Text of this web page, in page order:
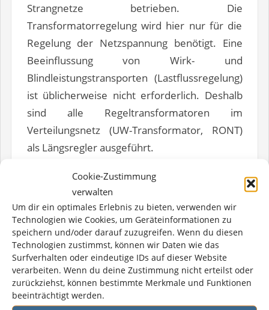
Cookie-Zustimmung
verwalten
Um dir ein optimales Erlebnis zu bieten, verwenden wir
Technologien wie Cookies, um Geräteinformationen zu
speichern und/oder darauf zuzugreifen. Wenn du diesen
Technologien zustimmst, können wir Daten wie das
Surfverhalten oder eindeutige IDs auf dieser Website
verarbeiten. Wenn du deine Zustimmung nicht erteilst oder
zurückziehst, können bestimmte Merkmale und Funktionen
beeinträchtigt werden.
Strangnetze betrieben. Die
Transformatorregelung wird hier nur für die
Regelung der Netzspannung benötigt. Eine
Beeinflussung von Wirk- und
Blindleistungstransporten (Lastflussregelung)
ist üblicherweise nicht erforderlich. Deshalb
sind alle Regeltransformatoren im
Verteilungsnetz (UW-Transformator, RONT)
als Längsregler ausgeführt.
Die Realisierung eines Spannungslängsreglers
für den Einsatz im Verteilungsnetz kann auf
unterschiedliche Arten erfolgen. So wäre es
vorstellbar, den (ungeregelten)
Ortsnetztransformator zu belassen und eine
Regeleinheit z. B. in Ausführung als
Spartransformator direkt vor dem
Ortsnetztransformator auf der